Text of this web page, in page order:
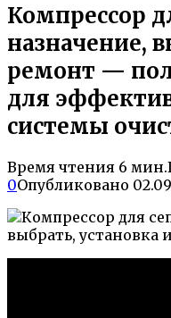
Компрессор
назначение,
ремонт —
для
системы
Время чтения 6 мин.
0Опубликовано